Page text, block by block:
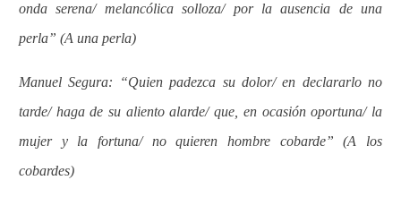
onda serena/ melancólica solloza/ por la ausencia de una
perla” (A una perla)
Manuel Segura: “Quien padezca su dolor/ en declararlo no
tarde/ haga de su aliento alarde/ que, en ocasión oportuna/ la
mujer y la fortuna/ no quieren hombre cobarde” (A los
cobardes)